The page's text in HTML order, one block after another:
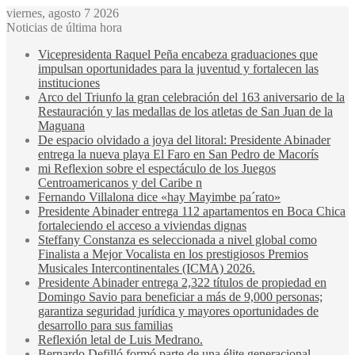
viernes, agosto 7 2026
Noticias de última hora
Vicepresidenta Raquel Peña encabeza graduaciones que
impulsan oportunidades para la juventud y fortalecen las
instituciones
Arco del Triunfo la gran celebración del 163 aniversario de la
Restauración y las medallas de los atletas de San Juan de la
Maguana
De espacio olvidado a joya del litoral: Presidente Abinader
entrega la nueva playa El Faro en San Pedro de Macorís
mi Reflexion sobre el espectáculo de los Juegos
Centroamericanos y del Caribe n
Fernando Villalona dice «hay Mayimbe pa´rato»
Presidente Abinader entrega 112 apartamentos en Boca Chica
fortaleciendo el acceso a viviendas dignas
Steffany Constanza es seleccionada a nivel global como
Finalista a Mejor Vocalista en los prestigiosos Premios
Musicales Intercontinentales (ICMA) 2026.
Presidente Abinader entrega 2,322 títulos de propiedad en
Domingo Savio para beneficiar a más de 9,000 personas;
garantiza seguridad jurídica y mayores oportunidades de
desarrollo para sus familias
Reflexión letal de Luis Medrano.